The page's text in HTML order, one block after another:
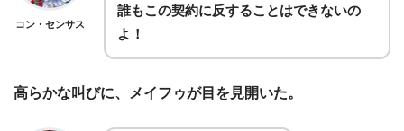
コン・センサス
誰もこの契約に反することはできないの
よ！
高らかな叫びに、メイフゥが目を見開いた。